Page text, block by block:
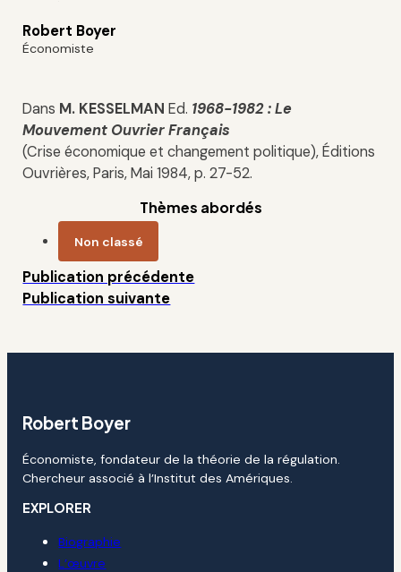
Robert Boyer
Économiste
Dans M. KESSELMAN Ed. 1968-1982 : Le
Mouvement Ouvrier Français
(Crise économique et changement politique), Éditions
Ouvrières, Paris, Mai 1984, p. 27-52.
Thèmes abordés
Non classé
Publication précédente
Publication suivante
Robert Boyer
Économiste, fondateur de la théorie de la régulation.
Chercheur associé à l’Institut des Amériques.
EXPLORER
Biographie
L’œuvre